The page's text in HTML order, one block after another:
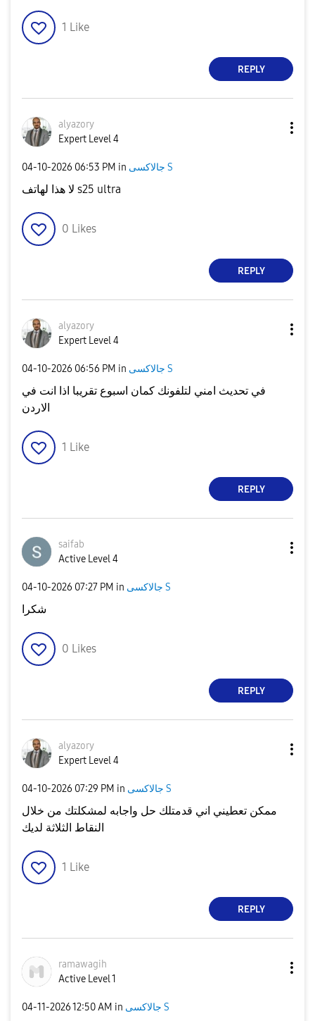
1 Like
REPLY
alyazory
Expert Level 4
‎04-10-2026 06:53 PM in جالاكسى S
لا هذا لهاتف s25 ultra
0 Likes
REPLY
alyazory
Expert Level 4
‎04-10-2026 06:56 PM in جالاكسى S
في تحديث امني لتلفونك كمان اسبوع تقريبا اذا انت في
الاردن
1 Like
REPLY
saifab
Active Level 4
‎04-10-2026 07:27 PM in جالاكسى S
شكرا
0 Likes
REPLY
alyazory
Expert Level 4
‎04-10-2026 07:29 PM in جالاكسى S
ممكن تعطيني اني قدمتلك حل واجابه لمشكلتك من خلال
النقاط الثلاثة لديك
1 Like
REPLY
ramawagih
Active Level 1
‎04-11-202612:50 AM in جالاكسى S